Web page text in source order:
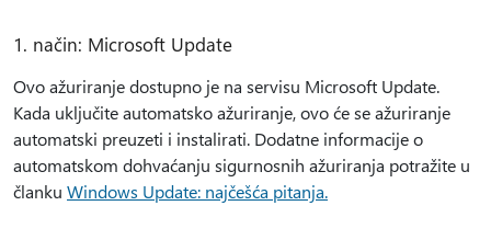
1. način: Microsoft Update
Ovo ažuriranje dostupno je na servisu Microsoft Update.
Kada uključite automatsko ažuriranje, ovo će se ažuriranje
automatski preuzeti i instalirati. Dodatne informacije o
automatskom dohvaćanju sigurnosnih ažuriranja potražite u
članku Windows Update: najčešća pitanja.